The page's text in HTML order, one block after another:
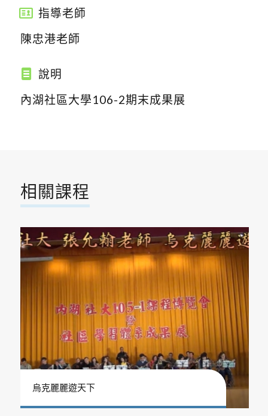
指導老師
陳忠港老師
說明
內湖社區大學106-2期末成果展
相關課程
烏克麗麗遊天下